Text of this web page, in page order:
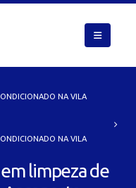
NA VILA
NA VILA
limpeza de